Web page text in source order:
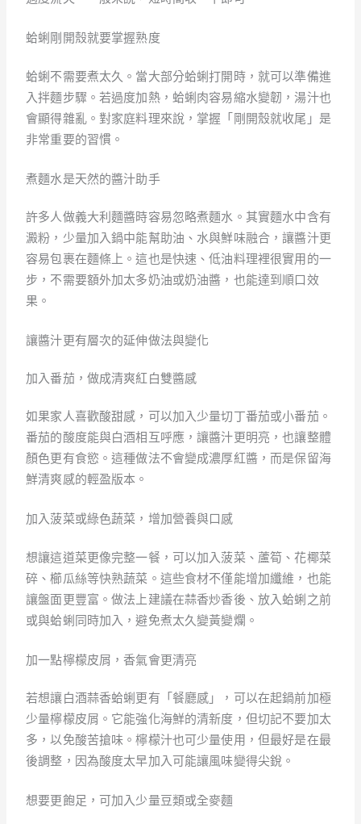
蛤蜊剛開殼就要掌握熟度
蛤蜊不需要煮太久。當大部分蛤蜊打開時，就可以準備進
入拌麵步驟。若過度加熱，蛤蜊肉容易縮水變韌，湯汁也
會顯得雜亂。對家庭料理來說，掌握「剛開殼就收尾」是
非常重要的習慣。
煮麵水是天然的醬汁助手
許多人做義大利麵醬時容易忽略煮麵水。其實麵水中含有
澱粉，少量加入鍋中能幫助油、水與鮮味融合，讓醬汁更
容易包裹在麵條上。這也是快速、低油料理裡很實用的一
步，不需要額外加太多奶油或奶油醬，也能達到順口效
果。
讓醬汁更有層次的延伸做法與變化
加入番茄，做成清爽紅白雙醬感
如果家人喜歡酸甜感，可以加入少量切丁番茄或小番茄。
番茄的酸度能與白酒相互呼應，讓醬汁更明亮，也讓整體
顏色更有食慾。這種做法不會變成濃厚紅醬，而是保留海
鮮清爽感的輕盈版本。
加入菠菜或綠色蔬菜，增加營養與口感
想讓這道菜更像完整一餐，可以加入菠菜、蘆筍、花椰菜
碎、櫛瓜絲等快熟蔬菜。這些食材不僅能增加纖維，也能
讓盤面更豐富。做法上建議在蒜香炒香後、放入蛤蜊之前
或與蛤蜊同時加入，避免煮太久變黃變爛。
加一點檸檬皮屑，香氣會更清亮
若想讓白酒蒜香蛤蜊更有「餐廳感」，可以在起鍋前加極
少量檸檬皮屑。它能強化海鮮的清新度，但切記不要加太
多，以免酸苦搶味。檸檬汁也可少量使用，但最好是在最
後調整，因為酸度太早加入可能讓風味變得尖銳。
想要更飽足，可加入少量豆類或全麥麵